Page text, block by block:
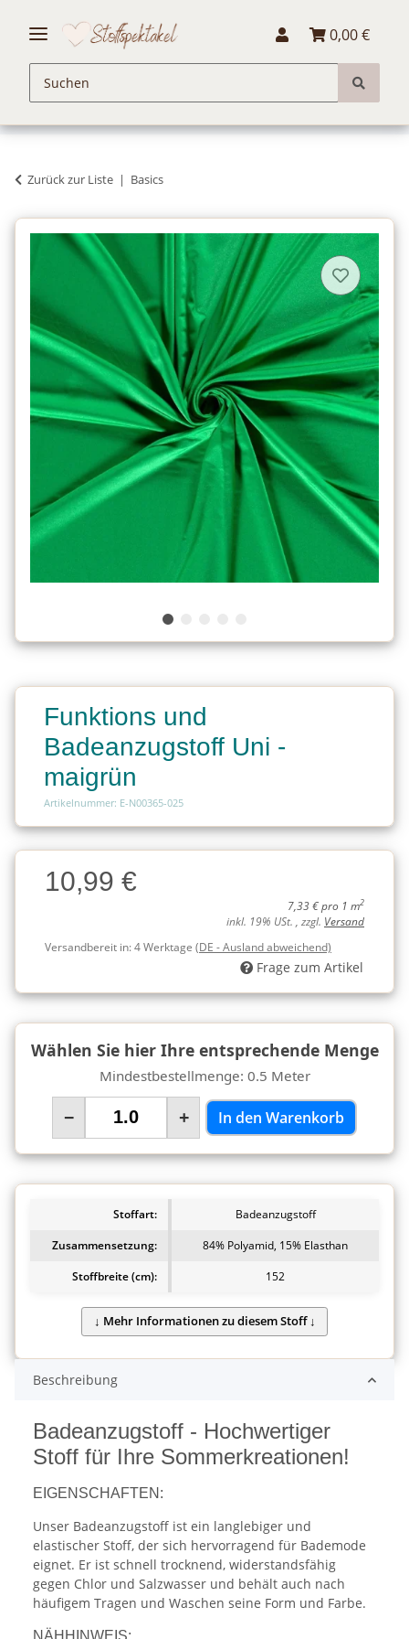
0,00 €
Zurück zur Liste Basics
Funktions und
Badeanzugstoff Uni -
maigrün
Artikelnummer: E-N00365-025
Charge
Charge10,99 €
7,33 € pro 1 m2
inkl. 19% USt. , zzgl. Versand
Versandbereit in:4 Werktage (DE - Ausland abweichend)
Frage zum Artikel
Wählen Sie hier Ihre entsprechende Menge
Mindestbestellmenge: 0.5 Meter
− + In den Warenkorb
Stoffart:
Badeanzugstoff
Zusammensetzung:
84% Polyamid, 15% Elasthan
Stoffbreite (cm):
152
Beschreibung
Badeanzugstoff - Hochwertiger
Stoff für Ihre Sommerkreationen!
EIGENSCHAFTEN:
Unser Badeanzugstoff ist ein langlebiger und
elastischer Stoff, der sich hervorragend für Bademode
eignet. Er ist schnell trocknend, widerstandsfähig
gegen Chlor und Salzwasser und behält auch nach
häufigem Tragen und Waschen seine Form und Farbe.